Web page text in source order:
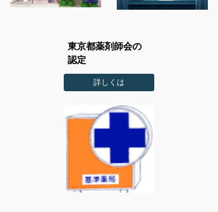
東京都薬剤師会の
認定
詳しくは